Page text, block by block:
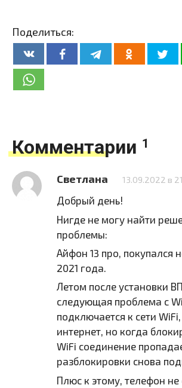
Поделиться:
Комментарии 1
Светлана 13.09.2022 в
Добрый день!
Нигде не могу найти
проблемы:
Айфон 13 про, покупался
2021 года.
Летом после установки
следующая проблема с
подключается к сети
интернет, но когда
WiFi соединение
разблокировки снова
Плюс к этому, телефон не